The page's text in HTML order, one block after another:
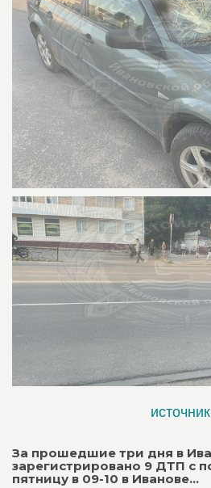
источник
За прошедшие три дня в
зарегистрировано 9 ДТП с
пятницу в 09-10 в Иванове...